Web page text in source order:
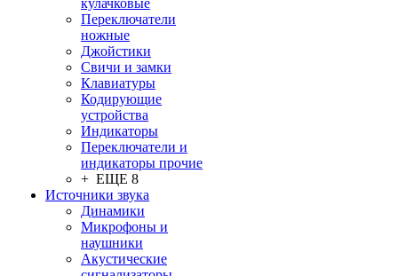
кулачковые
Переключатели
ножные
Джойстики
Свичи и замки
Клавиатуры
Кодирующие
устройства
Индикаторы
Переключатели и
индикаторы прочие
+ ЕЩЕ 8
Источники звука
Динамики
Микрофоны и
наушники
Акустические